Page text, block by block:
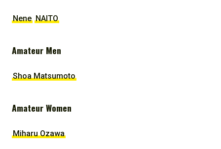
Nene NAITO
Amateur Men
Shoa Matsumoto
Amateur Women
Miharu Ozawa